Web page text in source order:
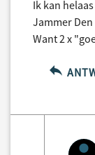
Ik kan
Jammer
Want 2 x